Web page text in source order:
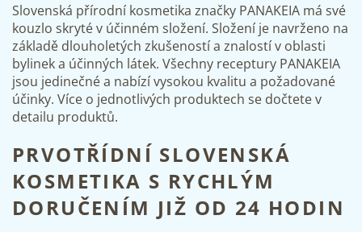
Slovenská přírodní kosmetika značky PANAKEIA má své
kouzlo skryté v účinném složení. Složení je navrženo na
základě dlouholetých zkušeností a znalostí v oblasti
bylinek a účinných látek. Všechny receptury PANAKEIA
jsou jedinečné a nabízí vysokou kvalitu a požadované
účinky. Více o jednotlivých produktech se dočtete v
detailu produktů.
PRVOTŘÍDNÍ SLOVENSKÁ
KOSMETIKA S RYCHLÝM
DORUČENÍM JIŽ OD 24 HODIN